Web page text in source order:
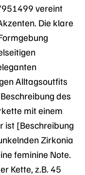
vereint
Die klare
Alltagsoutfits
des
mit einem
ist [Beschreibung
Zirkonia
feminine Note.
Kette, z.B. 45